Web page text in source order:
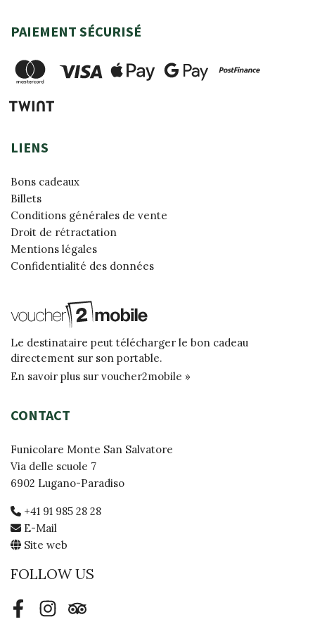
PAIEMENT SÉCURISÉ
LIENS
Bons cadeaux
Billets
Conditions générales de vente
Droit de rétractation
Mentions légales
Confidentialité des données
Le destinataire peut télécharger le bon cadeau
directement sur son portable.
En savoir plus sur voucher2mobile »
CONTACT
Funicolare Monte San Salvatore
Via delle scuole 7
6902 Lugano-Paradiso
+41 91 985 28 28
E-Mail
Site web
FOLLOW US
FacebookInstagramTripadvisor